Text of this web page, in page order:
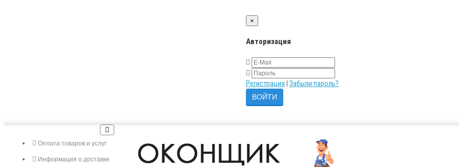
×
Авторизация
Регистрация Забыли пароль?
Оплата товаров и услуг
Информация о доставке